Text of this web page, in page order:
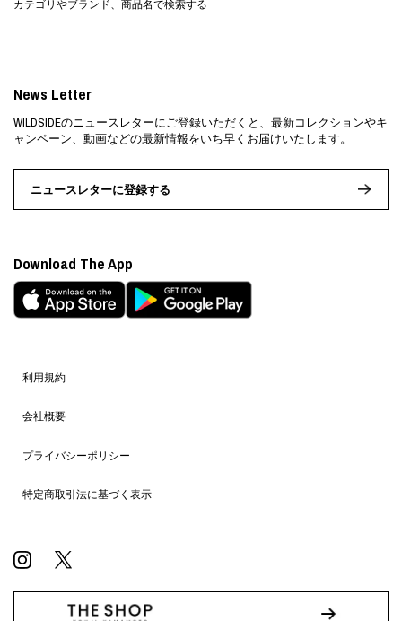
カテゴリやブランド、商品名で検索する
利用規約
会社概要
プライバシーポリシー
特定商取引法に基づく表示
News Letter
WILDSIDEのニュースレターにご登録いただくと、最新コレクションやキ
ャンペーン、動画などの最新情報をいち早くお届けいたします。
ニュースレターに登録する
Download The App